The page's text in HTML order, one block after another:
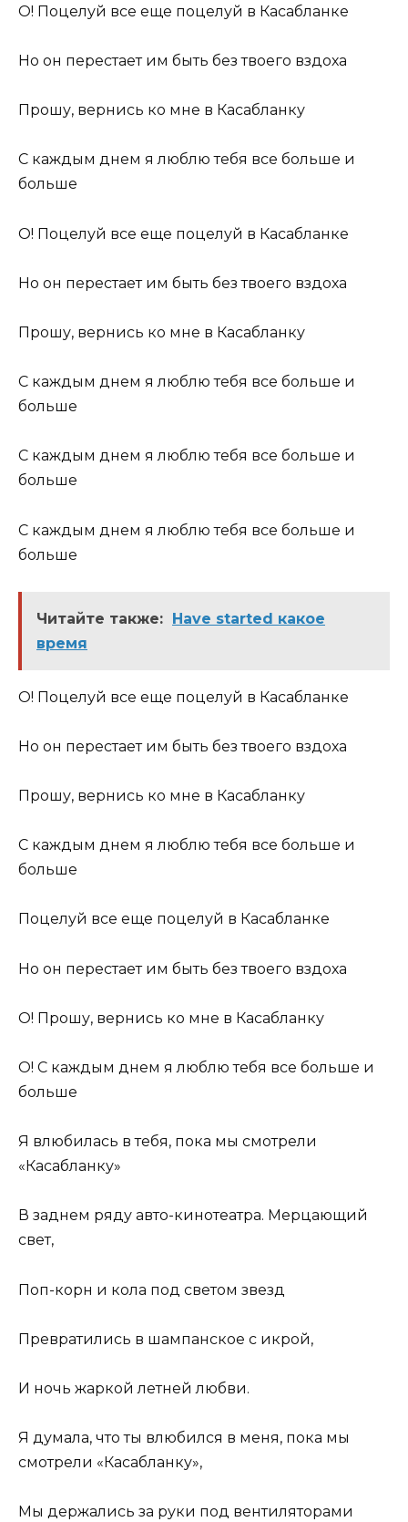
О! Поцелуй все еще поцелуй в Касабланке
Но он перестает им быть без твоего вздоха
Прошу, вернись ко мне в Касабланку
С каждым днем я люблю тебя все больше и
больше
О! Поцелуй все еще поцелуй в Касабланке
Но он перестает им быть без твоего вздоха
Прошу, вернись ко мне в Касабланку
С каждым днем я люблю тебя все больше и
больше
С каждым днем я люблю тебя все больше и
больше
С каждым днем я люблю тебя все больше и
больше
Читайте также: Have started какое
время
О! Поцелуй все еще поцелуй в Касабланке
Но он перестает им быть без твоего вздоха
Прошу, вернись ко мне в Касабланку
С каждым днем я люблю тебя все больше и
больше
Поцелуй все еще поцелуй в Касабланке
Но он перестает им быть без твоего вздоха
О! Прошу, вернись ко мне в Касабланку
О! С каждым днем я люблю тебя все больше и
больше
Я влюбилась в тебя, пока мы смотрели
«Касабланку»
В заднем ряду авто-кинотеатра. Мерцающий
свет,
Поп-корн и кола под светом звезд
Превратились в шампанское с икрой,
И ночь жаркой летней любви.
Я думала, что ты влюбился в меня, пока мы
смотрели «Касабланку»,
Мы держались за руки под вентиляторами